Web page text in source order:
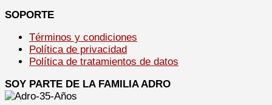
SOPORTE
Términos y condiciones
Política de privacidad
Política de tratamientos de datos
SOY PARTE DE LA FAMILIA ADRO